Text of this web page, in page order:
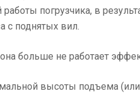
погрузчика, в
с поднятых вил.
больше не работает
высоты подъема